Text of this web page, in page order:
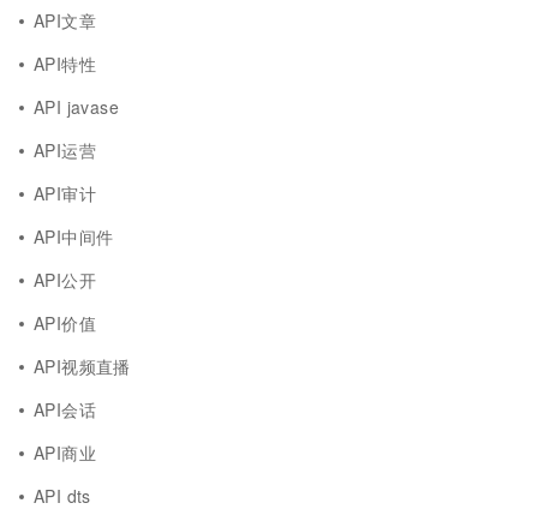
API文章
API特性
API javase
API运营
API审计
API中间件
API公开
API价值
API视频直播
API会话
API商业
API dts